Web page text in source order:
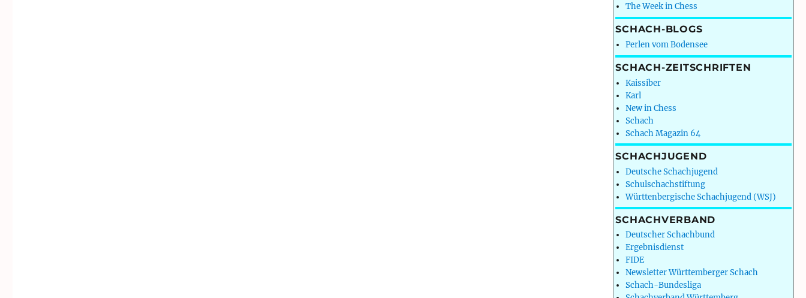
The Week in Chess
SCHACH-BLOGS
Perlen vom Bodensee
SCHACH-ZEITSCHRIFTEN
Kaissiber
Karl
New in Chess
Schach
Schach Magazin 64
SCHACHJUGEND
Deutsche Schachjugend
Schulschachstiftung
Württenbergische Schachjugend (WSJ)
SCHACHVERBAND
Deutscher Schachbund
Ergebnisdienst
FIDE
Newsletter Württemberger Schach
Schach-Bundesliga